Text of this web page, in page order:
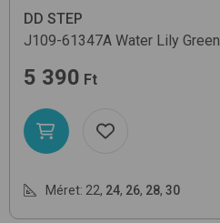
DD STEP
J109-61347A Water Lily Green
5 390 Ft
Méret: 22, 24, 26, 28, 30